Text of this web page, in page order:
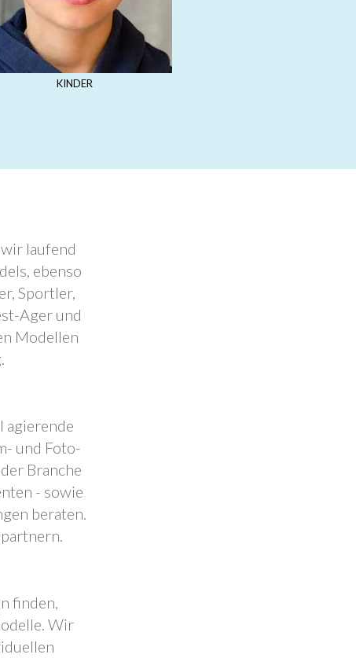
KINDER
laufend
ebenso
Sportler,
Ager und
Modellen
agierende
und Foto-
Branche
- sowie
beraten.
finden,
Wir